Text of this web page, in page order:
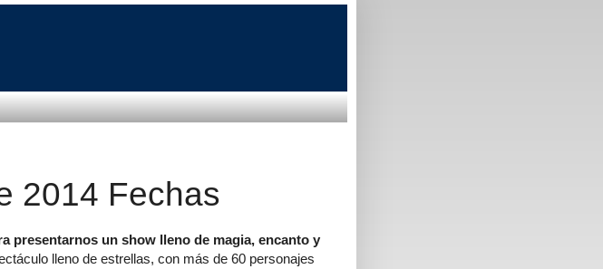
2014 Fechas
presentarnos un show lleno de magia, encanto y
lleno de estrellas, con más de 60 personajes